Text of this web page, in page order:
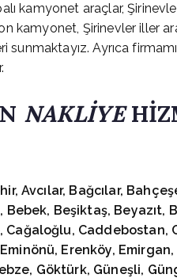
kamyonet araçlar,
kamyonet, Şirinevler iller
sunmaktayız. Ayrıca
NAKLİYE
Avcılar, Bağcılar,
Bebek, Beşiktaş, Beyazıt,
Caddebostan,
Erenköy,
Göktürk, Güneşli,